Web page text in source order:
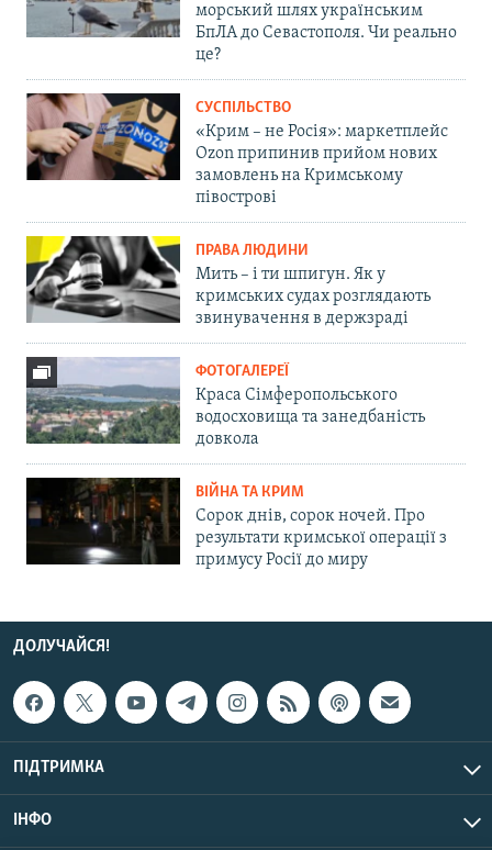
морський шлях українським
БпЛА до Севастополя. Чи реально
це?
СУСПІЛЬСТВО
«Крим – не Росія»: маркетплейс
Ozon припинив прийом нових
замовлень на Кримському
півострові
ПРАВА ЛЮДИНИ
Мить – і ти шпигун. Як у
кримських судах розглядають
звинувачення в держзраді
ФОТОГАЛЕРЕЇ
Краса Сімферопольського
водосховища та занедбаність
довкола
ВІЙНА ТА КРИМ
Сорок днів, сорок ночей. Про
результати кримської операції з
примусу Росії до миру
ДОЛУЧАЙСЯ!
ПІДТРИМКА
ІНФО